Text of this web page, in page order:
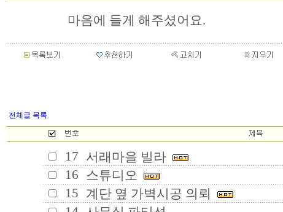
마음에 들게 해주셨어요.
전체글 목록
17 서래마을 빌라
16 스튜디오
15 계단 옆 가벽시공 의뢰